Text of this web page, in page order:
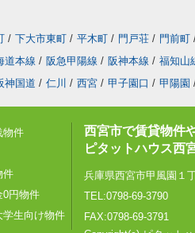
/ 下大市東町 / 平木町 / 門戸荘 / 門前町
道本線 / 阪急甲陽線 / 阪神本線 / 福知山
神国道 / 仁川 / 西宮 / 甲子園口 / 甲陽園
物件
件
0円物件
学生向け物件
西宮市で賃貸物件
ピタットハウス西
兵庫県西宮市甲風園１
TEL:0798-69-3790
FAX:0798-69-3791